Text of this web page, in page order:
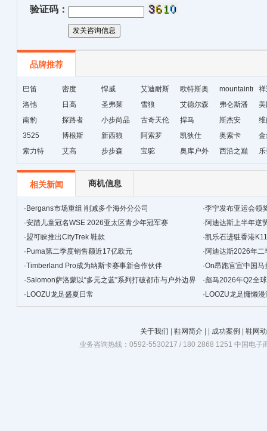
验证码：
品牌推荐
巴笛 密度 悍威 艾迪耐斯
欧特斯奥
威
mountaintrip
洛弛
日高 圣弗莱 雪狼 艾德尔森 弗仑斯潘
南豹
探路者 小步尚品 古奇天伦 捍马 斯杰安
3525
博根斯 新西狼 阿索罗 凯狄仕 奥索卡
索力特
艾高 步步森 宝驼
奥库户外
运动
西沿之巅
相关新闻 商机信息
· Bergans市场重组 削减多个海外分公司 ·李宁发布亚运会领
·安踏儿童冠名WSE 2026亚太区青少年冠军赛 ·阿迪达斯上半年逆
·盟可睞推出CityTrek 鞋款 ·凯乐石进驻香港
· Puma第二季度销售额近17亿欧元 ·阿迪达斯2026年
·Timberland Pro成为纳斯卡赛事新合作伙伴 ·On昂跑官宣中国
·Salomon萨洛蒙以“多元之蓝”系列打破都市与户外边界 ·彪马2026年Q2全
韧性增长
· LOOZU龙足盛夏日常 · LOOZU龙足慵懒漫
关于我们 鞋网简介 成功案例
鞋网
业务咨询热线：0592-5530217 / 180 2868 1251 中国电